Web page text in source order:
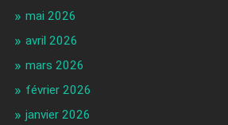
mai 2026
avril 2026
mars 2026
février 2026
janvier 2026